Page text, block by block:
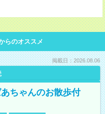
らのオススメ
掲載日：2026.08.06
ちゃんのお散歩付